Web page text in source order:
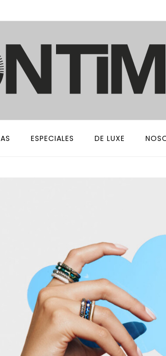
ESPECIALES DE LUXE